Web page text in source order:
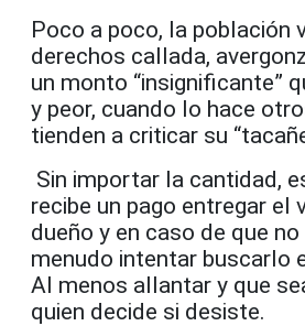
Poco a poco, la población
derechos callada,
un monto “insignificante”
y peor, cuando lo hace
tienden a criticar su
Sin importar la cantidad,
recibe un pago entregar el
dueño y en caso de que
menudo intentar buscarlo
Al menos allantar y que
quien decide si desiste.